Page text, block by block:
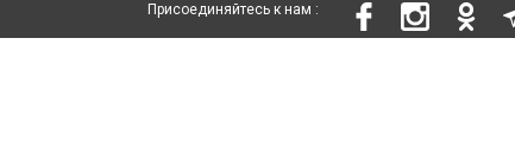
Присоединяйтесь к нам :